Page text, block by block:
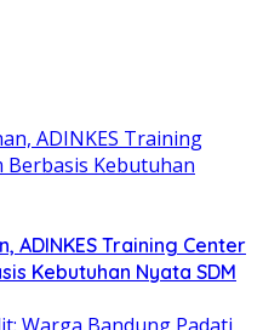
ADINKES Training Center
Kebutuhan Nyata SDM